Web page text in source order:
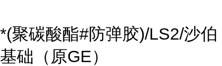
*(聚碳酸酯#防弹胶)/LS2/沙伯
基础（原GE）